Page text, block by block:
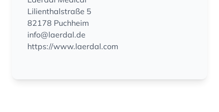
Lilienthalstraße 5
82178 Puchheim
info@laerdal.de
https://www.laerdal.com